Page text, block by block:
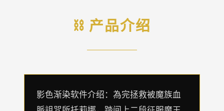
⛓️ 产品介绍
影色渐染软件介绍：為完拯救被魔族血